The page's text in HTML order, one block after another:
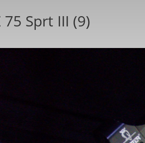
75 Sprt III (9)